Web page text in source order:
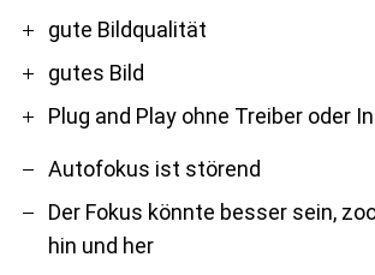
Progute Bildqualität
gutes Bild
Plug and Play ohne Treiber oder
Contra
Autofokus ist störend
Der Fokus könnte besser sein,
hin und her